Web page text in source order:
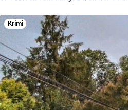
Krimi